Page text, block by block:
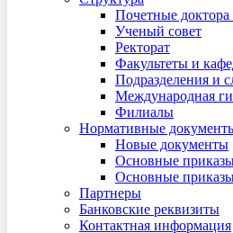
Почетные доктора
Ученый совет
Ректорат
Факультеты и
Подразделения и
Международная
Филиалы
Нормативные
Новые документы
Основные
Основные приказы
Партнеры
Банковские реквизиты
Контактная информация